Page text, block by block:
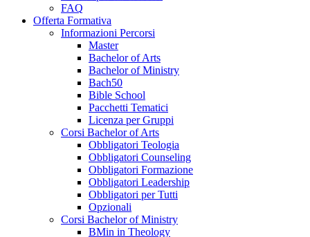
FAQ
Offerta Formativa
Informazioni Percorsi
Master
Bachelor of Arts
Bachelor of Ministry
Bach50
Bible School
Pacchetti Tematici
Licenza per Gruppi
Corsi Bachelor of Arts
Obbligatori Teologia
Obbligatori Counseling
Obbligatori Formazione
Obbligatori Leadership
Obbligatori per Tutti
Opzionali
Corsi Bachelor of Ministry
BMin in Theology